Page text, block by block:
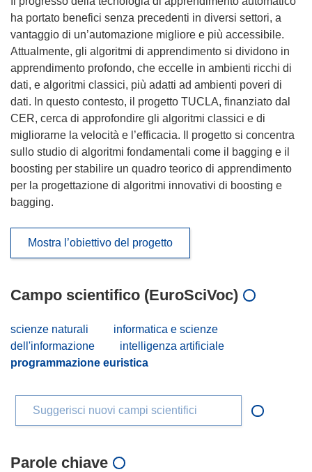
ha portato benefici senza precedenti in diversi settori, a
vantaggio di un’automazione migliore e più accessibile.
Attualmente, gli algoritmi di apprendimento si dividono in
apprendimento profondo, che eccelle in ambienti ricchi di
dati, e algoritmi classici, più adatti ad ambienti poveri di
dati. In questo contesto, il progetto TUCLA, finanziato dal
CER, cerca di approfondire gli algoritmi classici e di
migliorarne la velocità e l’efficacia. Il progetto si concentra
sullo studio di algoritmi fondamentali come il bagging e il
boosting per stabilire un quadro teorico di apprendimento
per la progettazione di algoritmi innovativi di boosting e
bagging.
Mostra l’obiettivo del progetto
Campo scientifico (EuroSciVoc)
scienze naturali
informatica e scienze
dell'informazione
intelligenza artificiale
programmazione euristica
Suggerisci nuovi campi scientifici
Parole chiave